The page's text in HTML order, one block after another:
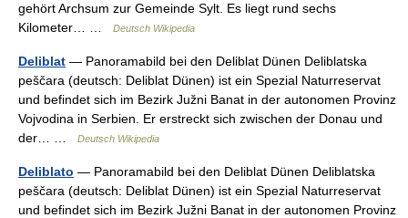
gehört Archsum zur Gemeinde Sylt. Es liegt rund sechs
Kilometer… …
Deutsch Wikipedia
Deliblat — Panoramabild bei den Deliblat Dünen Deliblatska
peščara (deutsch: Deliblat Dünen) ist ein Spezial Naturreservat
und befindet sich im Bezirk Južni Banat in der autonomen Provinz
Vojvodina in Serbien. Er erstreckt sich zwischen der Donau und
der… …
Deutsch Wikipedia
Deliblato — Panoramabild bei den Deliblat Dünen Deliblatska
peščara (deutsch: Deliblat Dünen) ist ein Spezial Naturreservat
und befindet sich im Bezirk Južni Banat in der autonomen Provinz